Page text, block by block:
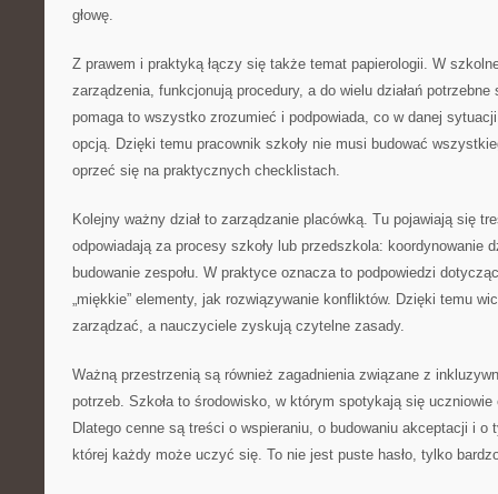
głowę.
Z prawem i praktyką łączy się także temat papierologii. W
zarządzenia, funkcjonują procedury, a do wielu działań
pomaga to wszystko zrozumieć i podpowiada, co w danej
opcją. Dzięki temu pracownik szkoły nie musi budować
oprzeć się na praktycznych checklistach.
Kolejny ważny dział to zarządzanie placówką. Tu pojawiają się
odpowiadają za procesy szkoły lub przedszkola: koordynowanie
budowanie zespołu. W praktyce oznacza to podpowiedzi
„miękkie” elementy, jak rozwiązywanie konfliktów. Dzięki temu
zarządzać, a nauczyciele zyskują czytelne zasady.
Ważną przestrzenią są również zagadnienia związane z
potrzeb. Szkoła to środowisko, w którym spotykają się
Dlatego cenne są treści o wspieraniu, o budowaniu akceptacji i o
której każdy może uczyć się. To nie jest puste hasło, tylko